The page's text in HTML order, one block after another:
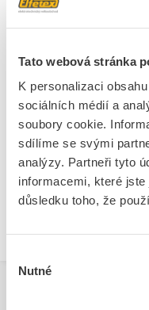
Tato webová stránka
K personalizaci
sociálních médií a
soubory cookie.
sdílíme se svými
analýzy. Partneři tyto
informacemi, které
důsledku toho, že
souhlasu
Nutné
Hloubka
S odnímatelnými svorkami
Ke stažení
Technické dokumenty